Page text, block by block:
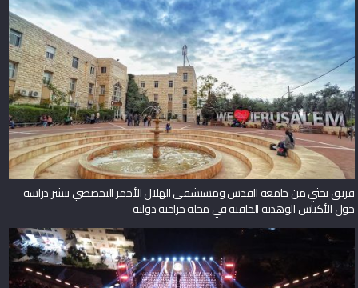
فريق بحثي من جامعة القدس ومستشفى الهلال الأحمر التخصصي ينشر دراسة
حول الأكياس الوهدية الخِلقية في مجلة جراحية دولية